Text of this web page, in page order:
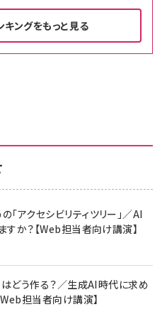
ングをもっと見る
ィション[王道エンタメの矜持／
)2026/07/08号 No.2502[2026
の恋と運命／山田涼介]
メーカー保証5年 KLMEA128G
フィルム iPhone 17 用 保護フィ
き いPhone17 (6.3インチ) 対応
Fire TV Stick HD | 手軽にスト
メーカー保証5年 KLMEA128G
トカード - Amazonロゴ - クラ
絡まないケーブル 240W 結束バン
Galaxy iPad Pro MacBook
(1.8m ミッドナイトブラック)
アクセシビリティツリー」／AI
か？【Web担当者向け講演】
どう作る？／生成AI時代に求め
担当者向け講演】